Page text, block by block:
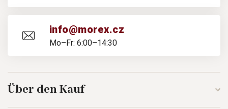
info@morex.cz
Mo–Fr: 6:00–14:30
Über den Kauf